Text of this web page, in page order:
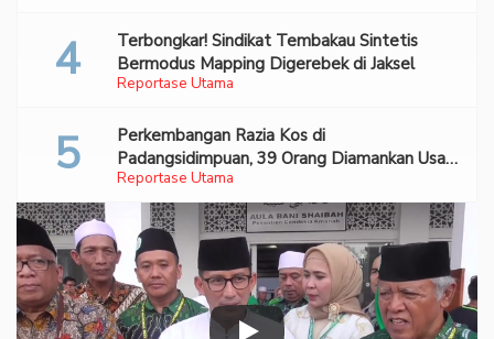
Reportase Utama
Terbongkar! Sindikat Tembakau Sintetis
Bermodus Mapping Digerebek di Jaksel
Reportase Utama
Perkembangan Razia Kos di
Padangsidimpuan, 39 Orang Diamankan Usai
Digerebek Warga